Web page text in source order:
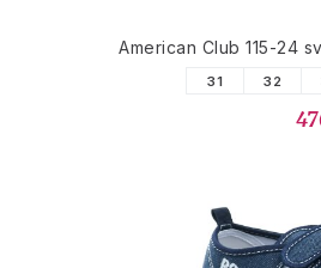
American Club 115-24
31 32